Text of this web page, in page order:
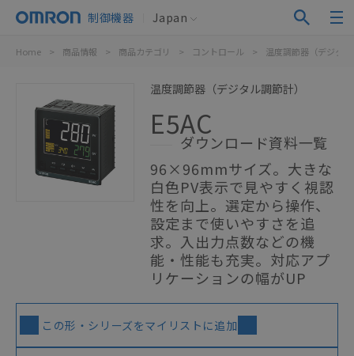
制御機器 Japan
Home > 商品情報 > 商品カテゴリ > コントロール > 温度調節器（デジタ
温度調節器（デジタル調節計）
E5AC
ダウンロード資料一覧
96×96mmサイズ。大きな
白色PV表示で見やすく視認
性を向上。選定から操作、
設定まで使いやすさを追
求。入出力点数などの機
能・性能も充実。対応アプ
リケーションの幅がUP
この形・シリーズをマイリストに追加